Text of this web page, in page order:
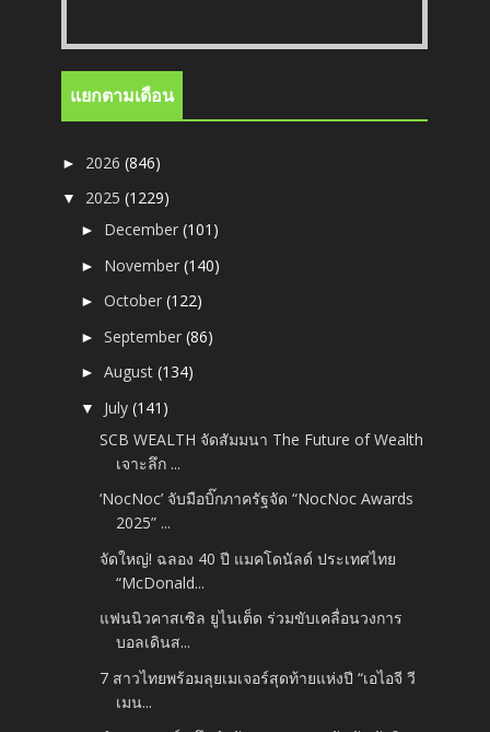
แยกตามเดือน
► 2026(846)
▼ 2025(1229)
► December(101)
► November(140)
►October(122)
►September(86)
►August(134)
▼ July(141)
SCB WEALTH จัดสัมมนา The Future of Wealth
เจาะลึก ...
‘NocNoc’ จับมือบิ๊กภาครัฐจัด “NocNoc Awards
2025” ...
จัดใหญ่! ฉลอง 40 ปี แมคโดนัลด์ ประเทศไทย
“McDonald...
แฟนนิวคาสเซิล ยูไนเต็ด ร่วมขับเคลื่อนวงการ
บอลเดินส...
7 สาวไทยพร้อมลุยเมเจอร์สุดท้ายแห่งปี “เอไอจี วี
เมน...